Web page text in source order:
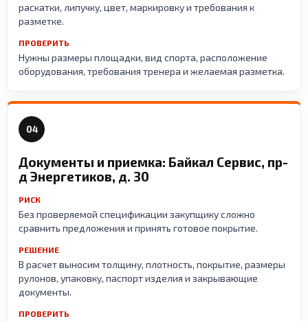
раскатки, липучку, цвет, маркировку и требования к
разметке.
ПРОВЕРИТЬ
Нужны размеры площадки, вид спорта, расположение
оборудования, требования тренера и желаемая разметка.
04
Документы и приемка: Байкал Сервис, пр-
д Энергетиков, д. 30
РИСК
Без проверяемой спецификации закупщику сложно
сравнить предложения и принять готовое покрытие.
РЕШЕНИЕ
В расчет выносим толщину, плотность, покрытие, размеры
рулонов, упаковку, паспорт изделия и закрывающие
документы.
ПРОВЕРИТЬ